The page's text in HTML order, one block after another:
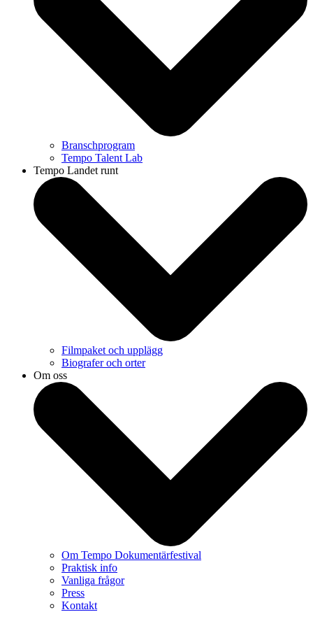
Branschprogram
Tempo Talent Lab
Tempo Landet runt
Filmpaket och upplägg
Biografer och orter
Om oss
Om Tempo Dokumentärfestival
Praktisk info
Vanliga frågor
Press
Kontakt